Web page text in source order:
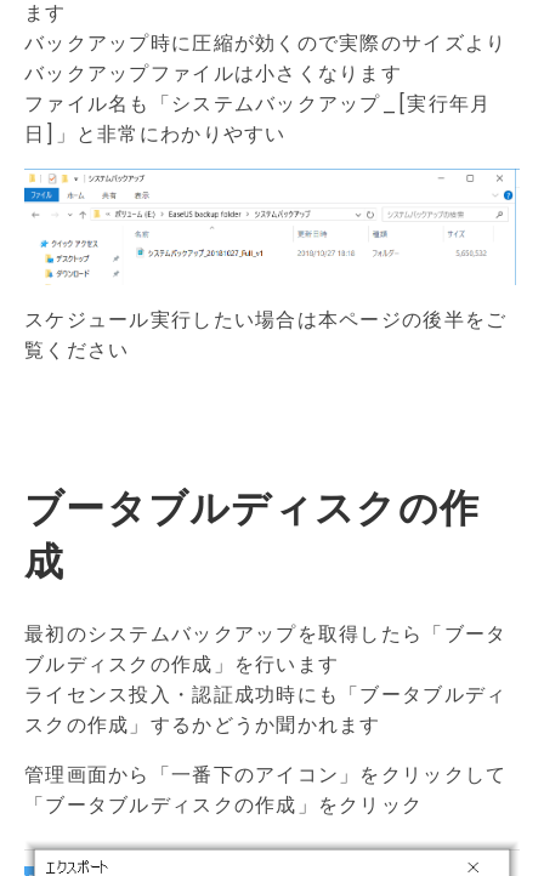
ます
バックアップ時に圧縮が効くので実際のサイズより
バックアップファイルは小さくなります
ファイル名も「システムバックアップ_[実行年月
日]」と非常にわかりやすい
スケジュール実行したい場合は本ページの後半をご
覧ください
ブータブルディスクの作
成
最初のシステムバックアップを取得したら「ブータ
ブルディスクの作成」を行います
ライセンス投入・認証成功時にも「ブータブルディ
スクの作成」するかどうか聞かれます
管理画面から「一番下のアイコン」をクリックして
「ブータブルディスクの作成」をクリック